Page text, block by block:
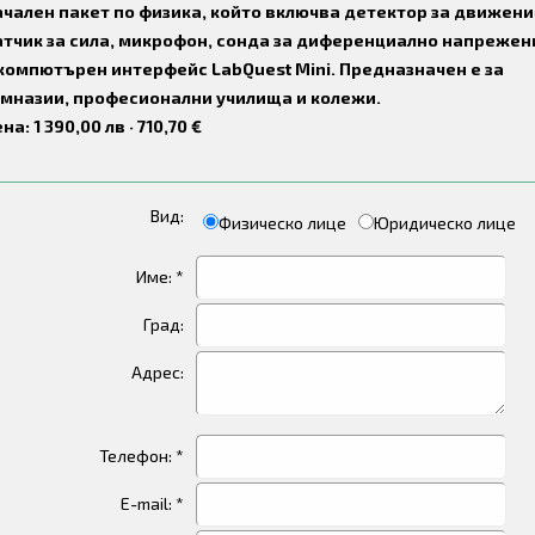
пакет по физика, който включва детектор за
за сила, микрофон, сонда за диференциално
интерфейс LabQuest Mini. Предназначен е за
професионални училища и колежи.
1 390,00 лв · 710,70 €
Вид: Физическо лице Юридическо лице
Име: *
Град:
Адрес:
Телефон: *
E-mail: *